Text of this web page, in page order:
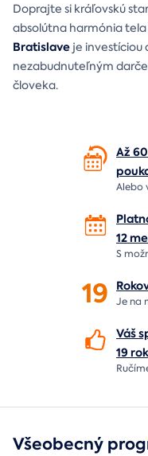
Doprajte si kráľovskú
absolútna harmónia tela
Bratislave je investíciou
nezabudnuteľným
človeka.
Až
Alebo
12
S
19 Je na
Váš
19
Všeobecný